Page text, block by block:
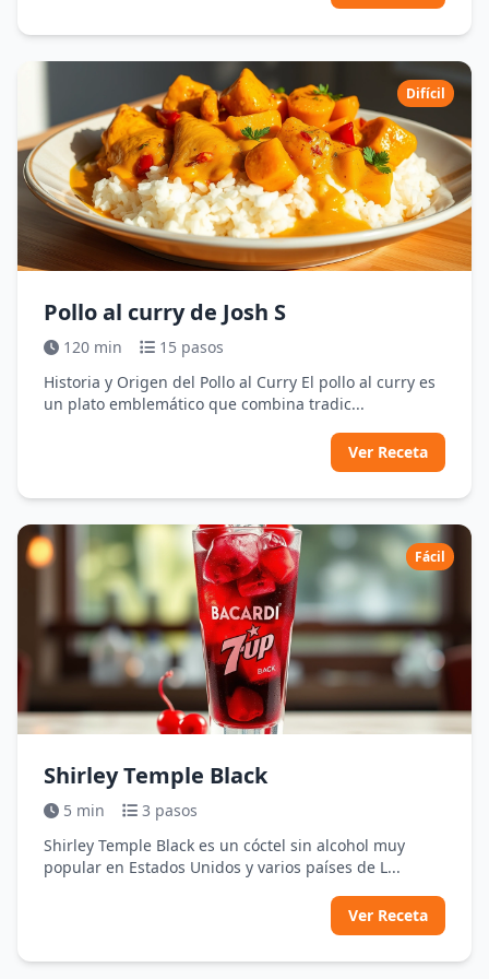
Difícil
Pollo al curry de Josh S
120 min
15 pasos
Historia y Origen del Pollo al Curry El pollo al curry es
un plato emblemático que combina tradic...
Ver Receta
Fácil
Shirley Temple Black
5 min
3 pasos
Shirley Temple Black es un cóctel sin alcohol muy
popular en Estados Unidos y varios países de L...
Ver Receta